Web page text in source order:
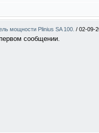
мощности Plinius SA 100. / 02-09-
сообщении.